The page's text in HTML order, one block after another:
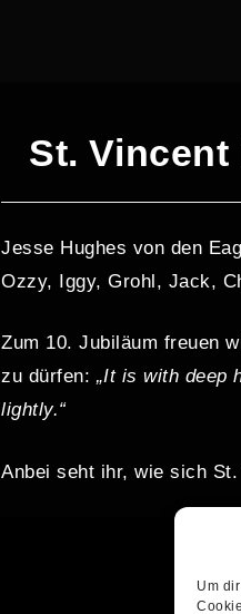
Um
St.
Jesse Hughes von den
Ozzy, Iggy, Grohl, Jack,
Zum 10. Jubiläum freuen
zu dürfen: „It is with deep
lightly.“
Anbei seht ihr, wie sich